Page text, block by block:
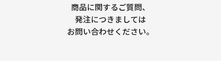
商品に関するご質問、
発注につきましては
お問い合わせください。